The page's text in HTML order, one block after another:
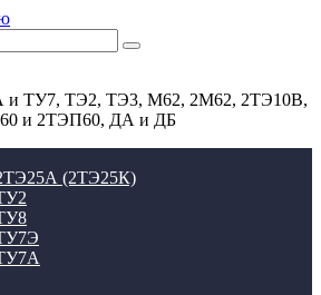
и ТУ7, ТЭ2, ТЭ3, М62, 2М62, 2ТЭ10В,
и 2ТЭП60, ДА и ДБ
(2ТЭ25К)